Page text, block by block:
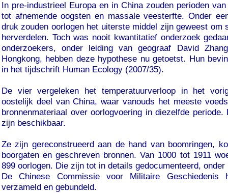
In pre-industrieel Europa en in China zouden perioden
tot afnemende oogsten en massale veesterfte. Onder
druk zouden oorlogen het uiterste middel zijn geweest om
herverdelen. Toch was nooit kwantitatief onderzoek
onderzoekers, onder leiding van geograaf David
Hongkong, hebben deze hypothese nu getoetst. Hun
in het tijdschrift Human Ecology (2007/35).
De vier vergeleken het temperatuurverloop in het
oostelijk deel van China, waar vanouds het meeste
bronnenmateriaal over oorlogvoering in diezelfde periode.
zijn beschikbaar.
Ze zijn gereconstrueerd aan de hand van boomringen,
boorgaten en geschreven bronnen. Van 1000 tot 1911
899 oorlogen. Die zijn tot in details gedocumenteerd,
De Chinese Commissie voor Militaire Geschiedenis
verzameld en gebundeld.